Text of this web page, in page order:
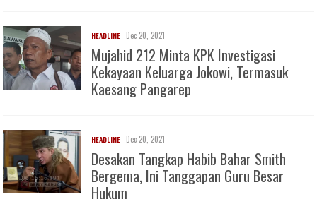
HEADLINE Dec 20, 2021
Mujahid 212 Minta KPK Investigasi
Kekayaan Keluarga Jokowi, Termasuk
Kaesang Pangarep
HEADLINE Dec 20, 2021
Desakan Tangkap Habib Bahar Smith
Bergema, Ini Tanggapan Guru Besar
Hukum